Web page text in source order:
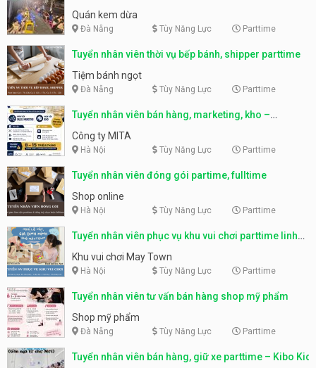
Quán kem dừa
Đà Nẵng Tùy Năng Lực Parttime
Tuyển nhân viên thời vụ bếp bánh, shipper parttime
Tiệm bánh ngọt
Đà Nẵng Tùy Năng Lực Parttime
Tuyển nhân viên bán hàng, marketing, kho –
parttime, fulltime
Công ty MITA
Hà Nội Tùy Năng Lực Parttime
Tuyển nhân viên đóng gói partime, fulltime
Shop online
Hà Nội Tùy Năng Lực Parttime
Tuyển nhân viên phục vụ khu vui chơi parttime linh
động
Khu vui chơi May Town
Hà Nội Tùy Năng Lực Parttime
Tuyển nhân viên tư vấn bán hàng shop mỹ phẩm
Shop mỹ phẩm
Đà Nẵng Tùy Năng Lực Parttime
Tuyển nhân viên bán hàng, giữ xe parttime – Kibo Kid